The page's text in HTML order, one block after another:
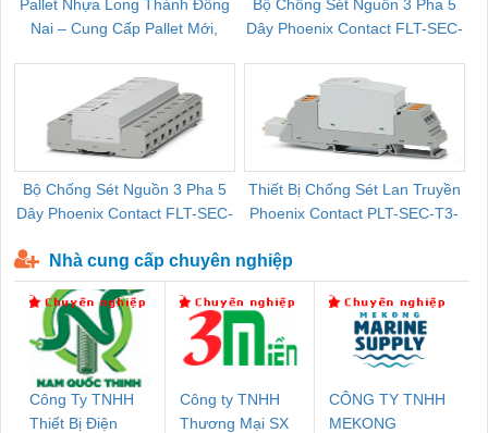
Pallet Nhựa Long Thành Đồng
Nai – Cung Cấp Pallet Mới,
Bộ Chống Sét Nguồn 3 Pha 5
Dây Phoenix Contact FLT-SEC-
Bộ Chống Sét Nguồn 3 Pha 5
Dây Phoenix Contact FLT-SEC-
Thiết Bị Chống Sét Lan Truyền
Phoenix Contact PLT-SEC-T3-
Nhà cung cấp chuyên nghiệp
Công Ty TNHH
Thiết Bị Điện
Công ty TNHH
Thương Mại SX
CÔNG TY TNHH
MEKONG